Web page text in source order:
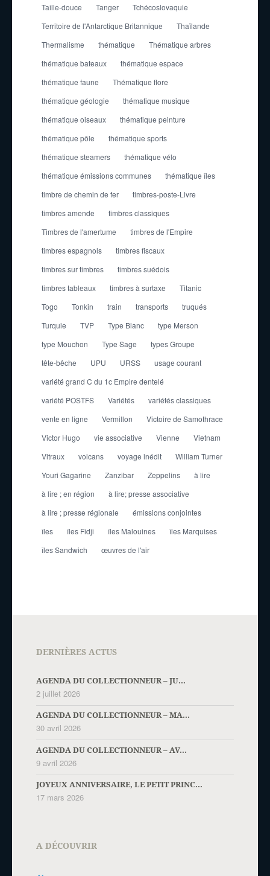
Taille-douce
Tanger
Tchécoslovaquie
Territoire de l'Antarctique Britannique
Thaïlande
Thermalisme
thématique
Thématique arbres
thématique bateaux
thématique espace
thématique faune
Thématique flore
thématique géologie
thématique musique
thématique oiseaux
thématique peinture
thématique pôle
thématique sports
thématique steamers
thématique vélo
thématique émissions communes
thématique îles
timbre de chemin de fer
timbres-poste-Livre
timbres amende
timbres classiques
Timbres de l'amertume
timbres de l'Empire
timbres espagnols
timbres fiscaux
timbres sur timbres
timbres suédois
timbres tableaux
timbres à surtaxe
Titanic
Togo
Tonkin train transports
truqués
Turquie
TVP Type Blanc
type Merson
type Mouchon
Type Sage
types Groupe
tête-bêche
UPU URSS
usage courant
variété grand C du 1c Empire dentelé
variété POSTFS
Variétés
variétés classiques
vente en ligne
Vermillon
Victoire de Samothrace
Victor Hugo
vie associative Vienne
Vietnam
Vitraux
volcans voyage inédit
William Turner
Youri Gagarine
Zanzibar Zeppelins
à lire
à lire ; en région
à lire; presse associative
à lire ; presse régionale
émissions conjointes
îles
îles Fidji îles Malouines
îles Marquises
îles Sandwich
œuvres de l'air
DERNIÈRES ACTUS
AGENDA DU COLLECTIONNEUR – JU...
2 juillet 2026
AGENDA DU COLLECTIONNEUR – MA...
30 avril 2026
AGENDA DU COLLECTIONNEUR – AV...
9 avril 2026
JOYEUX ANNIVERSAIRE, LE PETIT PRINC...
17 mars 2026
A DÉCOUVRIR